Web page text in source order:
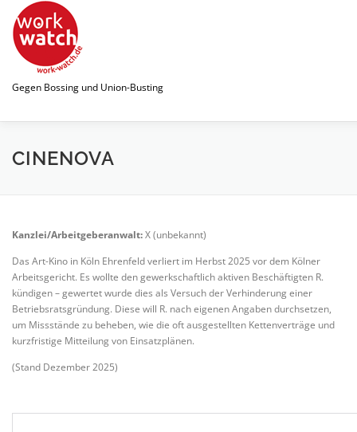
Inhalt
springen
Gegen Bossing und Union-Busting
CINENOVA
Kanzlei/Arbeitgeberanwalt:X (unbekannt)
Das Art-Kino in Köln Ehrenfeld verliert im Herbst 2025 vor dem Kölner
Arbeitsgericht. Es wollte den gewerkschaftlich aktiven Beschäftigten R.
kündigen – gewertet wurde dies als Versuch der Verhinderung einer
Betriebsratsgründung. Diese will R. nach eigenen Angaben durchsetzen,
um Missstände zu beheben, wie die oft ausgestellten Kettenverträge und
kurzfristige Mitteilung von Einsatzplänen.
(Stand Dezember 2025)